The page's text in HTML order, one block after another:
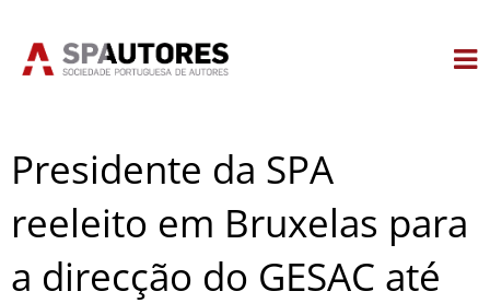
Presidente da SPA
reeleito em Bruxelas para
a direcção do GESAC até